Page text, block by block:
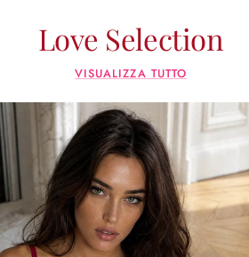
Love Selection
VISUALIZZA TUTTO